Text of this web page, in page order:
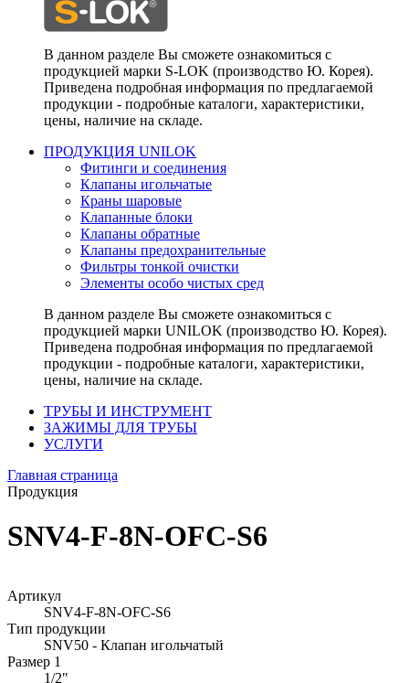
В данном разделе Вы сможете ознакомиться с
продукцией марки S-LOK (производство Ю. Корея).
Приведена подробная информация по предлагаемой
продукции - подробные каталоги, характеристики,
цены, наличие на складе.
ПРОДУКЦИЯ UNILOK
Фитинги и соединения
Клапаны игольчатые
Краны шаровые
Клапанные блоки
Клапаны обратные
Клапаны предохранительные
Фильтры тонкой очистки
Элементы особо чистых сред
В данном разделе Вы сможете ознакомиться с
продукцией марки UNILOK (производство Ю. Корея).
Приведена подробная информация по предлагаемой
продукции - подробные каталоги, характеристики,
цены, наличие на складе.
ТРУБЫ И ИНСТРУМЕНТ
ЗАЖИМЫ ДЛЯ ТРУБЫ
УСЛУГИ
Главная страница
Продукция
SNV4-F-8N-OFC-S6
Артикул
SNV4-F-8N-OFC-S6
Тип продукции
SNV50 - Клапан игольчатый
Размер 1
1/2"